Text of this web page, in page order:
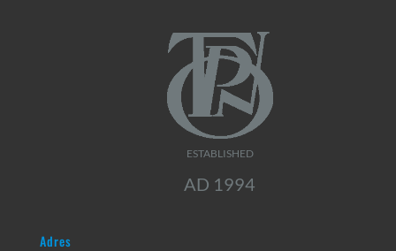
ESTABLISHED
AD 1994
Adres